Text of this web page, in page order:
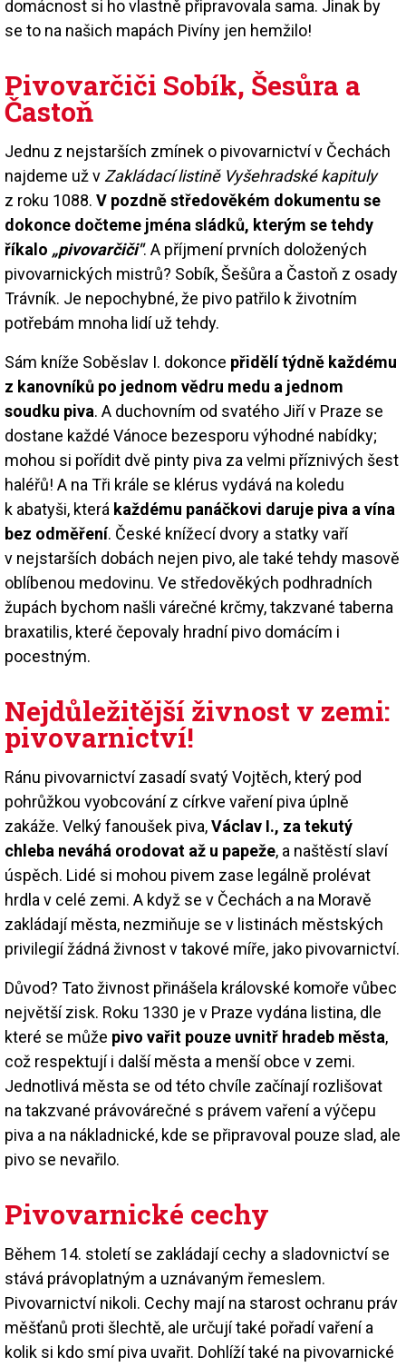
domácnost si ho vlastně připravovala sama. Jinak by
se to na našich mapách Pivíny jen hemžilo!
Pivovarčiči Sobík, Šesůra a
Častoň
Jednu z nejstarších zmínek o pivovarnictví v Čechách
najdeme už v Zakládací listině Vyšehradské kapituly
z roku 1088. V pozdně středověkém dokumentu se
dokonce dočteme jména sládků, kterým se tehdy
říkalo „pivovarčiči". A příjmení prvních doložených
pivovarnických mistrů? Sobík, Šešůra a Častoň z osady
Trávník. Je nepochybné, že pivo patřilo k životním
potřebám mnoha lidí už tehdy.
Sám kníže Soběslav I. dokonce přidělí týdně každému
z kanovníků po jednom vědru medu a jednom
soudku piva. A duchovním od svatého Jiří v Praze se
dostane každé Vánoce bezesporu výhodné nabídky;
mohou si pořídit dvě pinty piva za velmi příznivých šest
haléřů! A na Tři krále se klérus vydává na koledu
k abatyši, která každému panáčkovi daruje piva a vína
bez odměření. České knížecí dvory a statky vaří
v nejstarších dobách nejen pivo, ale také tehdy masově
oblíbenou medovinu. Ve středověkých podhradních
župách bychom našli várečné krčmy, takzvané taberna
braxatilis, které čepovaly hradní pivo domácím i
pocestným.
Nejdůležitější živnost v zemi:
pivovarnictví!
Ránu pivovarnictví zasadí svatý Vojtěch, který pod
pohrůžkou vyobcování z církve vaření piva úplně
zakáže. Velký fanoušek piva,Václav I., za tekutý
chleba neváhá orodovat až u papeže, a naštěstí slaví
úspěch. Lidé si mohou pivem zase legálně prolévat
hrdla v celé zemi. A když se v Čechách a na Moravě
zakládají města, nezmiňuje se v listinách městských
privilegií žádná živnost v takové míře, jako pivovarnictví.
Důvod? Tato živnost přinášela královské komoře vůbec
největší zisk. Roku 1330 je v Praze vydána listina, dle
které se může pivo vařit pouze uvnitř hradeb města,
což respektují i další města a menší obce v zemi.
Jednotlivá města se od této chvíle začínají rozlišovat
na takzvané právovárečné s právem vaření a výčepu
piva a na nákladnické, kde se připravoval pouze slad, ale
pivo se nevařilo.
Pivovarnické cechy
Během 14. století se zakládají cechy a sladovnictví se
stává právoplatným a uznávaným řemeslem.
Pivovarnictví nikoli. Cechy mají na starost ochranu práv
měšťanů proti šlechtě, ale určují také pořadí vaření a
kolik si kdo smí piva uvařit. Dohlíží také na pivovarnické